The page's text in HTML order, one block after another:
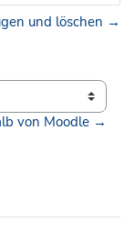
und löschen →
von Moodle →